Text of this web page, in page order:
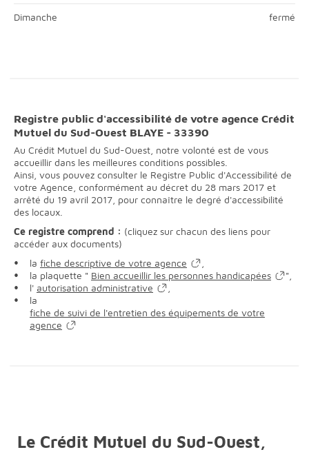
Dimanche fermé
fermé
Registre public d'accessibilité de votre agence Crédit
Mutuel du Sud-Ouest BLAYE - 33390
Au Crédit Mutuel du Sud-Ouest, notre volonté est de vous
accueillir dans les meilleures conditions possibles.
Ainsi, vous pouvez consulter le Registre Public d'Accessibilité de
votre Agence, conformément au décret du 28 mars 2017 et
arrêté du 19 avril 2017, pour connaître le degré d'accessibilité
des locaux.
Ce registre comprend : (cliquez sur chacun des liens pour
accéder aux documents)
la fiche descriptive de votre agence
la plaquette " Bien accueillir les personnes handicapées
",
l' autorisation administrative
la
fiche de suivi de l'entretien des équipements de votre
agence
Le Crédit Mutuel du Sud-Ouest,